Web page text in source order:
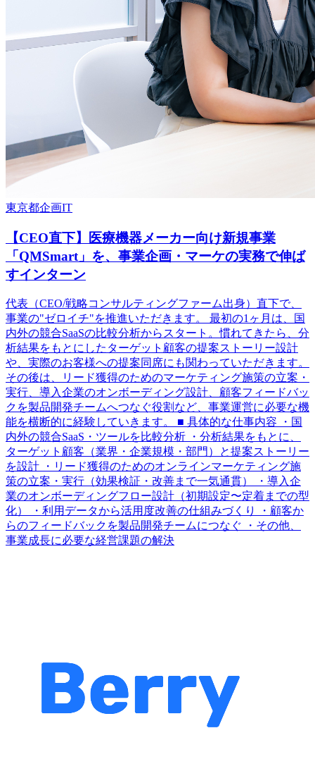
東京都企画IT
【CEO直下】医療機器メーカー向け新規事業
「QMSmart」を、事業企画・マーケの実務で伸ば
すインターン
代表（CEO/戦略コンサルティングファーム出身）直下で、
事業の"ゼロイチ"を推進いただきます。 最初の1ヶ月は、国
内外の競合SaaSの比較分析からスタート。慣れてきたら、分
析結果をもとにしたターゲット顧客の提案ストーリー設計
や、実際のお客様への提案同席にも関わっていただきます。
その後は、リード獲得のためのマーケティング施策の立案・
実行、導入企業のオンボーディング設計、顧客フィードバッ
クを製品開発チームへつなぐ役割など、事業運営に必要な機
能を横断的に経験していきます。 ■ 具体的な仕事内容 ・国
内外の競合SaaS・ツールを比較分析 ・分析結果をもとに、
ターゲット顧客（業界・企業規模・部門）と提案ストーリー
を設計 ・リード獲得のためのオンラインマーケティング施
策の立案・実行（効果検証・改善まで一気通貫） ・導入企
業のオンボーディングフロー設計（初期設定〜定着までの型
化） ・利用データから活用度改善の仕組みづくり ・顧客か
らのフィードバックを製品開発チームにつなぐ ・その他、
事業成長に必要な経営課題の解決